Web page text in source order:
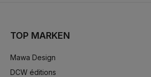
TOP MARKEN
Mawa Design
DCW éditions